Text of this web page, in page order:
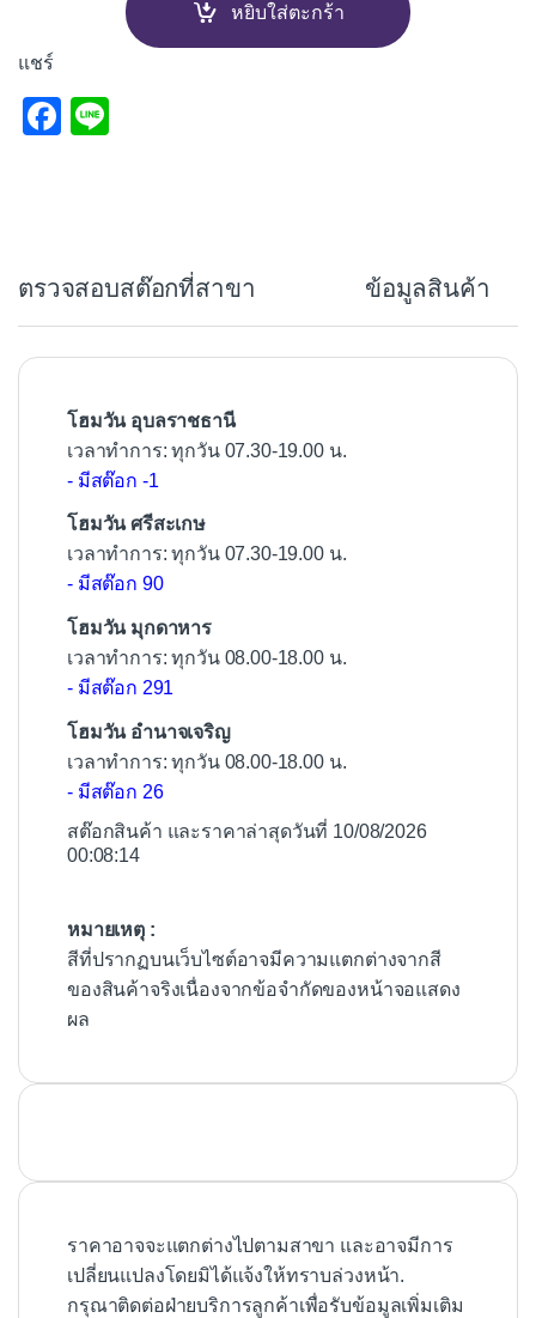
หยิบใส่ตะกร้า
แชร์
F
o
o
ตรวจสอบสต๊อกที่สาขา ข้อมูลสินค้า
โฮมวัน อุบลราชธานี
เวลาทำการ: ทุกวัน 07.30-19.00 น.
- มีสต๊อก -1
โฮมวัน ศรีสะเกษ
เวลาทำการ: ทุกวัน 07.30-19.00 น.
- มีสต๊อก 90
โฮมวัน มุกดาหาร
เวลาทำการ: ทุกวัน 08.00-18.00 น.
- มีสต๊อก 291
โฮมวัน อำนาจเจริญ
เวลาทำการ: ทุกวัน 08.00-18.00 น.
- มีสต๊อก 26
สต๊อกสินค้า และราคาล่าสุดวันที่ 10/08/2026
00:08:14
หมายเหตุ :
สีที่ปรากฏบนเว็บไซต์อาจมีความแตกต่างจากสี
ของสินค้าจริงเนื่องจากข้อจำกัดของหน้าจอแสดง
ผล
ราคาอาจจะแตกต่างไปตามสาขา และอาจมีการ
เปลี่ยนแปลงโดยมิได้แจ้งให้ทราบล่วงหน้า.
กรุณาติดต่อฝ่ายบริการลูกค้าเพื่อรับข้อมูลเพิ่มเติม